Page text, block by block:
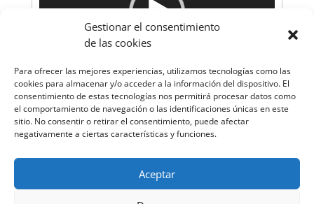
Gestionar el consentimiento
de las cookies
Para ofrecer las mejores experiencias, utilizamos tecnologías como las
cookies para almacenar y/o acceder a la información del dispositivo. El
consentimiento de estas tecnologías nos permitirá procesar datos como
el comportamiento de navegación o las identificaciones únicas en este
sitio. No consentir o retirar el consentimiento, puede afectar
negativamente a ciertas características y funciones.
Aceptar
00:00 00:00